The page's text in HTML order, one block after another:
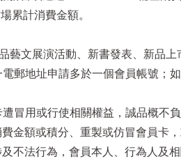
累計消費金額。
文展演活動、新書發表、新品上
郵地址申請多於一個會員帳號；
冒用或行使相關權益，誠品概不
金額或積分、重製或仿冒會員卡
法行為，會員本人、行為人及